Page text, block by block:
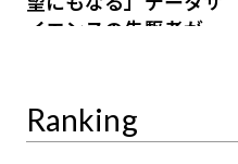
イエンスの先駆者が語
Ranking